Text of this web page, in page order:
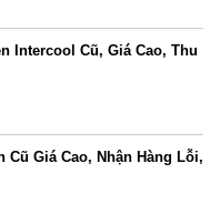
Intercool Cũ, Giá Cao, Thu
Cũ Giá Cao, Nhận Hàng Lỗi,